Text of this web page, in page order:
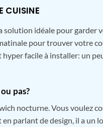
CUISINE
idéale pour garder
pour trouver votre
facile à installer: un
pas?
nocturne. Vous voulez
parlant de design, il a un